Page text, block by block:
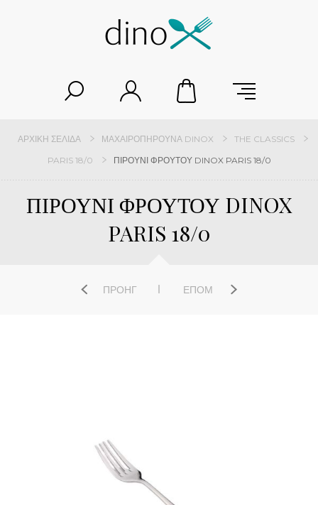
ΑΡΧΙΚΉ ΣΕΛΊΔΑ ΜΑΧΑΙΡΟΠΉΡΟΥΝΑ DINOX
THE CLASSICS
PARIS 18/0
ΠΙΡΟΥΝΙ ΦΡΟΥΤΟΥ DINOX PARIS 18/0
ΠΙΡΟΥΝΙ ΦΡΟΥΤΟΥ DINOX
PARIS 18/0
ΠΡΟΗΓ ΕΠΌΜ